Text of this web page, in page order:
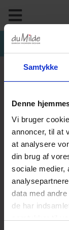
Samtykke
Denne
Vi bruger
annoncer, til at
at analysere
din brug af
sociale medier,
data med
de har